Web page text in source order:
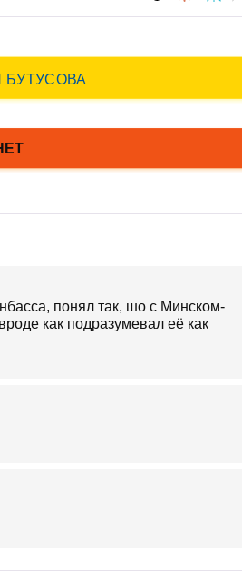
понял так, шо с Минском-
как подразумевал её как